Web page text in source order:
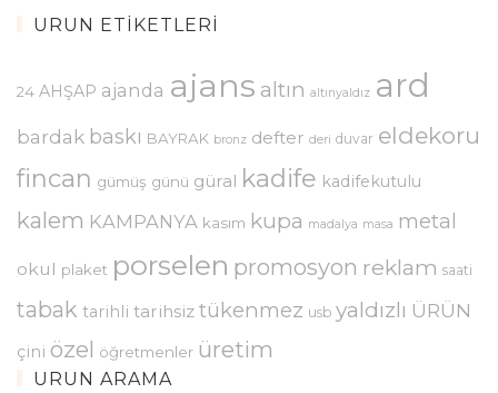
ÜRÜN ETIKETLERI
24 AHŞAP ajanda ajans altın altınyaldız ard
bardak baskı BAYRAK bronz defter deri duvar eldekoru
fincan gümüş günü güral kadife kadifekutulu
kalem KAMPANYA kasım kupa madalya masa metal
okul plaket porselen promosyon reklam saati
tabak tarihli tarihsiz tükenmez usb yaldızlı ÜRÜN
çini özel öğretmenler üretim
ÜRÜN ARAMA